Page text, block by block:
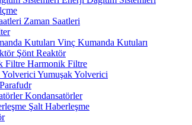
Zaman Saatleri
Vinç Kumanda Kutuları
Şönt Reaktör
Harmonik Filtre
Yumuşak Yolverici
Kondansatörler
Şalt Haberleşme